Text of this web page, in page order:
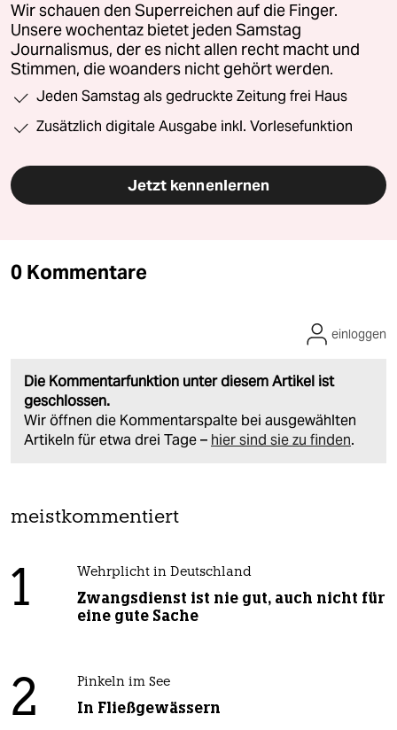
Wir schauen den Superreichen auf die Finger.
Unsere wochentaz bietet jeden Samstag
Journalismus, der es nicht allen recht macht und
Stimmen, die woanders nicht gehört werden.
Jeden Samstag als gedruckte Zeitung frei Haus
Zusätzlich digitale Ausgabe inkl. Vorlesefunktion
Jetzt kennenlernen
0 Kommentare
Die Kommentarfunktion unter diesem Artikel ist
geschlossen.
Wir öffnen die Kommentarspalte bei ausgewählten
Artikeln für etwa drei Tage – hier sind sie zu finden.
einloggen
meistkommentiert
1 Wehrplicht in Deutschland
Zwangsdienst ist nie gut, auch nicht für
eine gute Sache
2 Pinkeln im See
In Fließgewässern